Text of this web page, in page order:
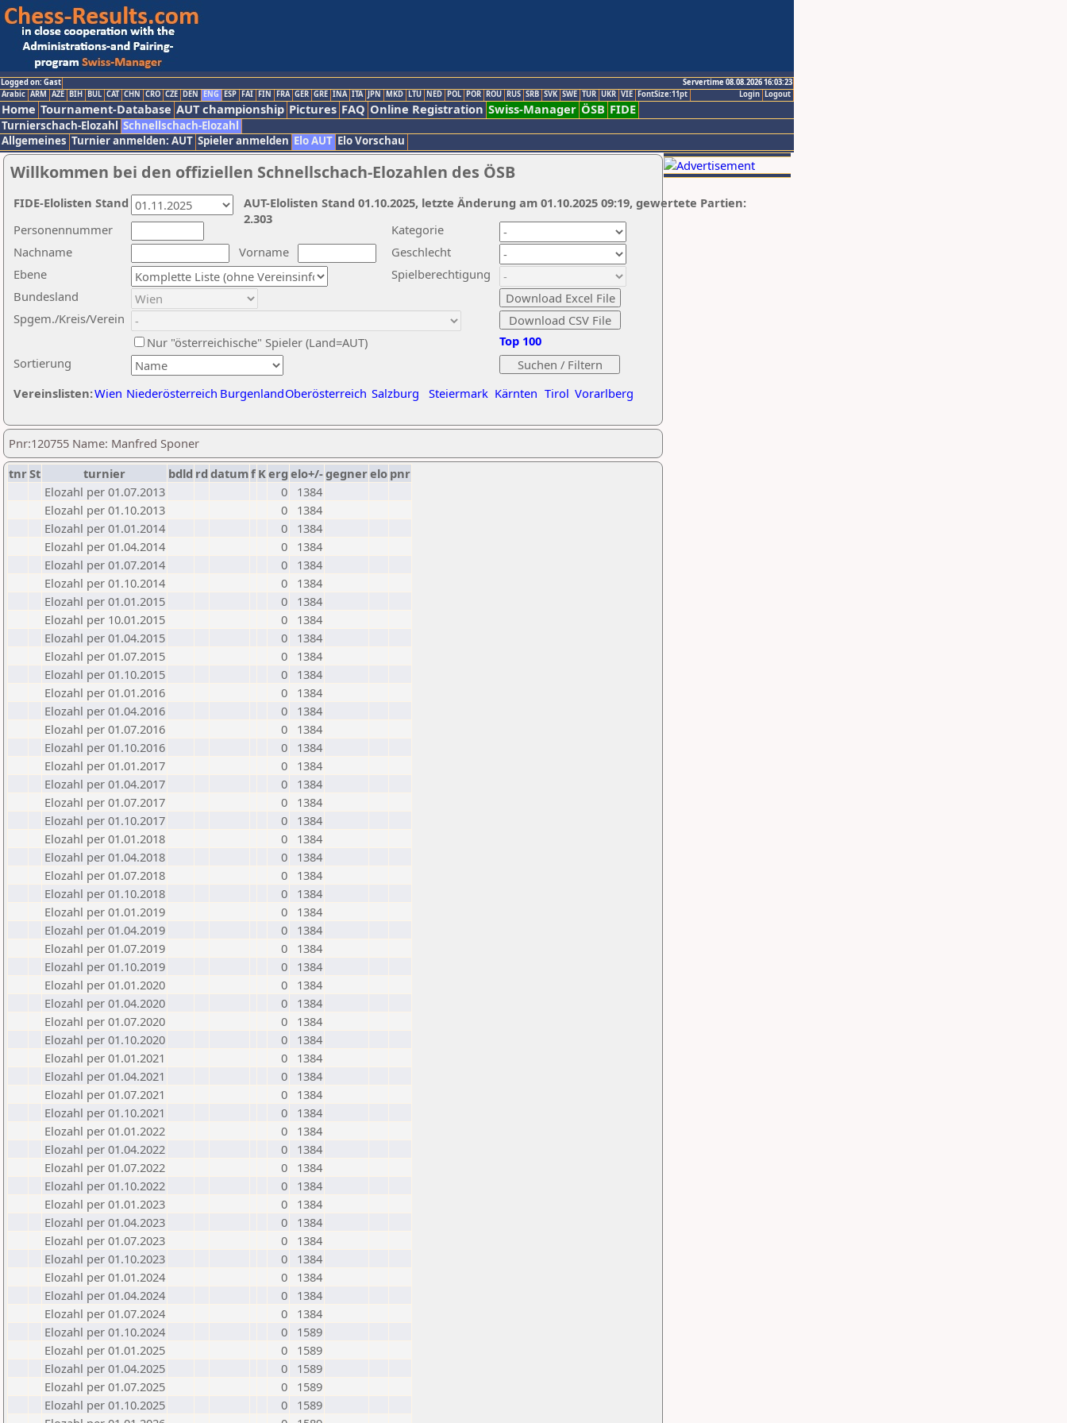
Logged on: Gast
Servertime 08.08.2026 16:03:23
Logout
Login
Arabic ARM AZE BIH BUL CAT CHN CRO CZE DEN ENG ESP FAI FIN FRA GER GRE INA ITA JPN MKD LTU NED POL POR ROU RUS SRB SVK SWE TUR UKR VIE FontSize:11pt
Home Tournament-Database AUT championship Pictures FAQ Online Registration Swiss-Manager ÖSB FIDE
Turnierschach-Elozahl Schnellschach-Elozahl
Allgemeines Turnier anmelden: AUT Spieler anmelden Elo AUT Elo Vorschau
Willkommen bei den offiziellen Schnellschach-Elozahlen des ÖSB
Nachname
Vorname
Ebene
Kategorie
Sortierung
Personennummer
Bundesland
Spgem./Kreis/Verein
Geschlecht
Nur "österreichische" Spieler (Land=AUT)
Spielberechtigung
Vereinslisten:Wien Niederösterreich BurgenlandOberösterreich Salzburg Steiermark Kärnten Tirol Vorarlberg
Top 100
AUT-Elolisten Stand 01.10.2025, letzte Änderung am 01.10.2025 09:19, gewertete Partien:
2.303
FIDE-Elolisten Stand
Pnr:120755 Name: Manfred Sponer
tnrSt turnier bdld rd datumf Kerg elo+/-gegnerelo pnr
Elozahl per 01.07.2013
0
1384
Elozahl per 01.10.2013
0
1384
Elozahl per 01.01.2014
0
1384
Elozahl per 01.04.2014
0
1384
Elozahl per 01.07.2014
0
1384
Elozahl per 01.10.2014
0
1384
Elozahl per 01.01.2015
0
1384
Elozahl per 10.01.2015
0
1384
Elozahl per 01.04.2015
0
1384
Elozahl per 01.07.2015
0
1384
Elozahl per 01.10.2015
0
1384
Elozahl per 01.01.2016
0
1384
Elozahl per 01.04.2016
0
1384
Elozahl per 01.07.2016
0
1384
Elozahl per 01.10.2016
0
1384
Elozahl per 01.01.2017
0
1384
Elozahl per 01.04.2017
0
1384
Elozahl per 01.07.2017
0
1384
Elozahl per 01.10.2017
0
1384
Elozahl per 01.01.2018
0
1384
Elozahl per 01.04.2018
0
1384
Elozahl per 01.07.2018
0
1384
Elozahl per 01.10.2018
0
1384
Elozahl per 01.01.2019
0
1384
Elozahl per 01.04.2019
0
1384
Elozahl per 01.07.2019
0
1384
Elozahl per 01.10.2019
0
1384
Elozahl per 01.01.2020
0
1384
Elozahl per 01.04.2020
0
1384
Elozahl per 01.07.2020
0
1384
Elozahl per 01.10.2020
0
1384
Elozahl per 01.01.2021
0
1384
Elozahl per 01.04.2021
0
1384
Elozahl per 01.07.2021
0
1384
Elozahl per 01.10.2021
0
1384
Elozahl per 01.01.2022
0
1384
Elozahl per 01.04.2022
0
1384
Elozahl per 01.07.2022
0
1384
Elozahl per 01.10.2022
0
1384
Elozahl per 01.01.2023
0
1384
Elozahl per 01.04.2023
0
1384
Elozahl per 01.07.2023
0
1384
Elozahl per 01.10.2023
0
1384
Elozahl per 01.01.2024
0
1384
Elozahl per 01.04.2024
0
1384
Elozahl per 01.07.2024
0
1384
Elozahl per 01.10.2024
0
1589
Elozahl per 01.01.2025
0
1589
Elozahl per 01.04.2025
0
1589
Elozahl per 01.07.2025
0
1589
Elozahl per 01.10.2025
0
1589